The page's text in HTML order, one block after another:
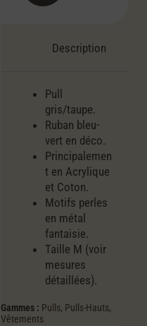
Description
Pull
gris/taupe.
Ruban bleu-
vert en déco.
Principalemen
t en Acrylique
et Coton.
Motifs perles
en métal
fantaisie.
Taille M (voir
mesures
détaillées).
Gammes : Pulls, Pulls-Hauts,
Vêtements